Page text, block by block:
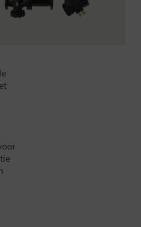
= 300 kPa
een vervanger